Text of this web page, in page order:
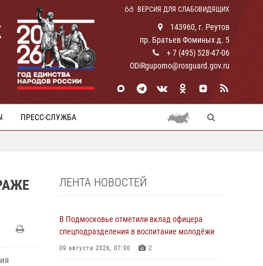
ВЕРСИЯ ДЛЯ СЛАБОВИДЯЩИХ
143960, г. Реутов
пр. Братьев Фоминых д. 5
+ 7 (495) 528-47-06
ODiRgupomo@rosguard.gov.ru
ПРЕСС-СЛУЖБА
ЛЕНТА НОВОСТЕЙ
В Подмосковье отметили вклад офицера
спецподразделения в воспитание молодёжи
09 августа 2026, 07:00 2